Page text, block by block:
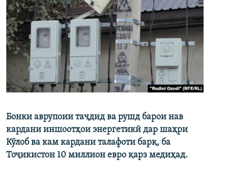
Бонки аврупоии таҷдид ва рушд барои нав
кардани иншоотҳои энергетикӣ дар шаҳри
Кӯлоб ва кам кардани талафоти барқ, ба
Тоҷикистон 10 миллион евро қарз медиҳад.